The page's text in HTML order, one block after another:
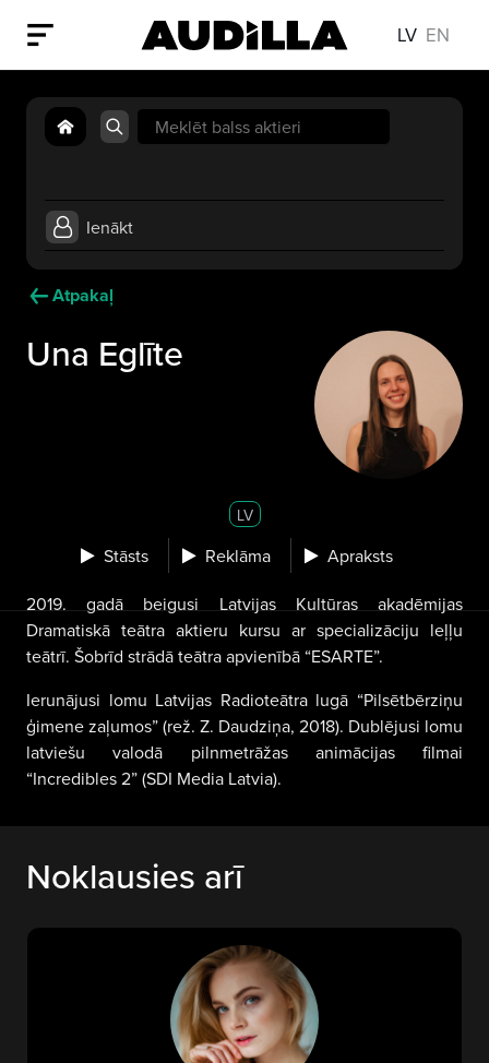
LV EN
Search
for:
Ienākt
Atpakaļ
Una Eglīte
LV
Stāsts Reklāma Apraksts
2019. gadā beigusi Latvijas Kultūras akadēmijas
Dramatiskā teātra aktieru kursu ar specializāciju leļļu
teātrī. Šobrīd strādā teātra apvienībā “ESARTE”.
Ierunājusi lomu Latvijas Radioteātra lugā “Pilsētbērziņu
ģimene zaļumos” (rež. Z. Daudziņa, 2018). Dublējusi lomu
latviešu valodā pilnmetrāžas animācijas filmai
“Incredibles 2” (SDI Media Latvia).
Noklausies arī